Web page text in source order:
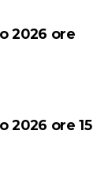
sui tre
salirà il Luca
mentre
2026 ore
2026 ore 15